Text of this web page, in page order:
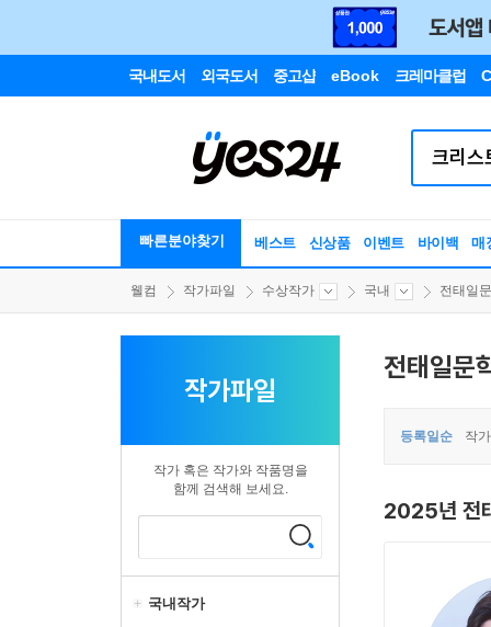
국내도서 외국도서 중고샵 eBook 크레마클럽
빠른분야찾기 베스트 신상품 이벤트 바이백 매
웰컴 작가파일 수상작가 국내 전태일
작가파일
작가 혹은 작가와 작품명을
함께 검색해 보세요.
국내작가
전태일문
등록일순 작
2025년 전